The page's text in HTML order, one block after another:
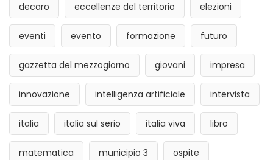
decaro eccellenze del territorio elezioni
eventi evento formazione futuro
gazzetta del mezzogiorno giovani impresa
innovazione intelligenza artificiale intervista
italia italia sul serio italia viva libro
matematica municipio 3 ospite